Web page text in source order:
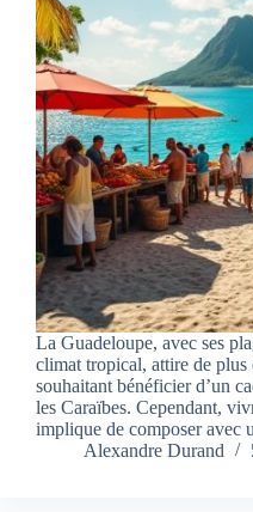
La Guadeloupe, avec ses
climat tropical, attire de plus
souhaitant bénéficier d’un
les Caraïbes. Cependant,
implique de composer avec
Alexandre Durand